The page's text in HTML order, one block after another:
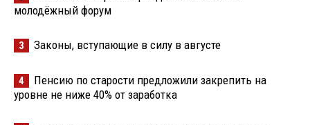
молодёжный форум
3 Законы, вступающие в силу в августе
4
Пенсию по старости предложили закрепить на
уровне не ниже 40% от заработка